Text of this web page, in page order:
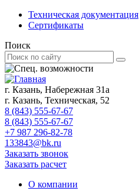
Техническая документация
Сертификаты
Поиск
г. Казань, Набережная 31а
г. Казань, Техническая, 52
8 (843) 555-67-67
8 (843) 555-67-67
+7 987 296-82-78
133843@bk.ru
Заказать звонок
Заказать расчет
О компании